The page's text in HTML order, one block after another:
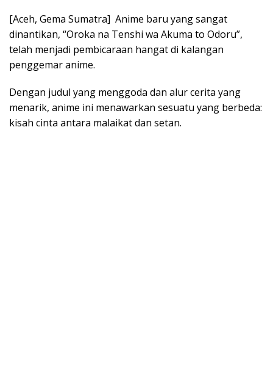
[Aceh, Gema Sumatra] Anime baru yang sangat
dinantikan, “Oroka na Tenshi wa Akuma to Odoru”,
telah menjadi pembicaraan hangat di kalangan
penggemar anime.
Dengan judul yang menggoda dan alur cerita yang
menarik, anime ini menawarkan sesuatu yang berbeda:
kisah cinta antara malaikat dan setan.